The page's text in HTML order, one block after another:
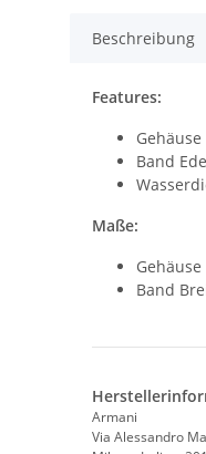
Beschreibung
Features:
Band
Maße:
Band
Armani
Via Alessandro